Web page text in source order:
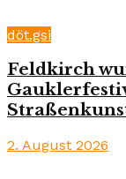
döt.gsi
Feldkirch
2. August 2026